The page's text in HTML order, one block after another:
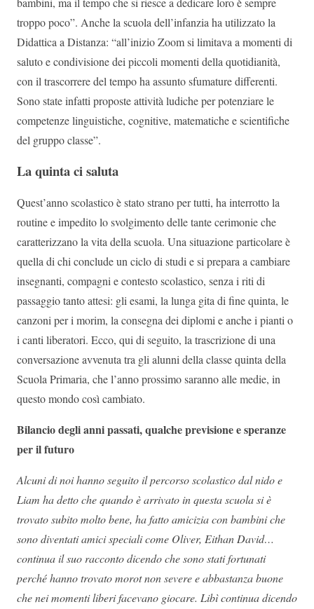
troppo poco”. Anche la scuola dell’infanzia ha utilizzato la
Didattica a Distanza: “all’inizio Zoom si limitava a momenti di
saluto e condivisione dei piccoli momenti della quotidianità,
con il trascorrere del tempo ha assunto sfumature differenti.
Sono state infatti proposte attività ludiche per potenziare le
competenze linguistiche, cognitive, matematiche e scientifiche
del gruppo classe”.
La quinta ci saluta
Quest’anno scolastico è stato strano per tutti, ha interrotto la
routine e impedito lo svolgimento delle tante cerimonie che
caratterizzano la vita della scuola. Una situazione particolare è
quella di chi conclude un ciclo di studi e si prepara a cambiare
insegnanti, compagni e contesto scolastico, senza i riti di
passaggio tanto attesi: gli esami, la lunga gita di fine quinta, le
canzoni per i morim, la consegna dei diplomi e anche i pianti o
i canti liberatori. Ecco, qui di seguito, la trascrizione di una
conversazione avvenuta tra gli alunni della classe quinta della
Scuola Primaria, che l’anno prossimo saranno alle medie, in
questo mondo così cambiato.
Bilancio degli anni passati, qualche previsione e speranze
per il futuro
Alcuni di noi hanno seguito il percorso scolastico dal nido e
Liam ha detto che quando è arrivato in questa scuola si è
trovato subito molto bene, ha fatto amicizia con bambini che
sono diventati amici speciali come Oliver, Eithan David…
continua il suo racconto dicendo che sono stati fortunati
perché hanno trovato morot non severe e abbastanza buone
che nei momenti liberi facevano giocare. Libì continua dicendo